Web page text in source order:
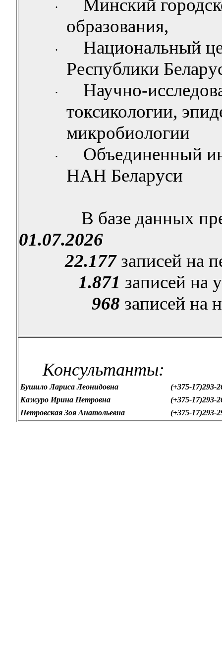
·
Минский
образования,
·
Национальный
Республики
·
Научно-
токсикологии,
микробиологии
·
Объединенный
НАН Беларуси
В базе данных
01.07.2026
22.177 записей на
1.871 записей на
968 записей на
Консультанты:
БушилоЛариса Леонидовна
(+375-17)293-
КажуроИрина Петровна
(+375-17)293-
Петровская Зоя Анатольевна
(+375-17)293-